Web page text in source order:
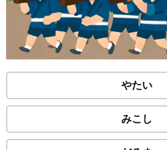
やたい
みこし